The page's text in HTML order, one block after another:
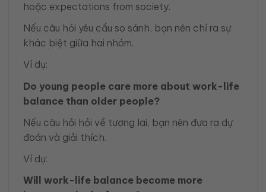
hoặc expectations from society.
Nếu câu hỏi yêu cầu so sánh, bạn nên chỉ ra sự
khác biệt giữa hai nhóm.
Ví dụ:
Do young people care more about work-life
balance than older people?
Nếu câu hỏi hỏi về tương lai, bạn nên đưa ra dự
đoán và giải thích.
Ví dụ:
Will work-life balance become more